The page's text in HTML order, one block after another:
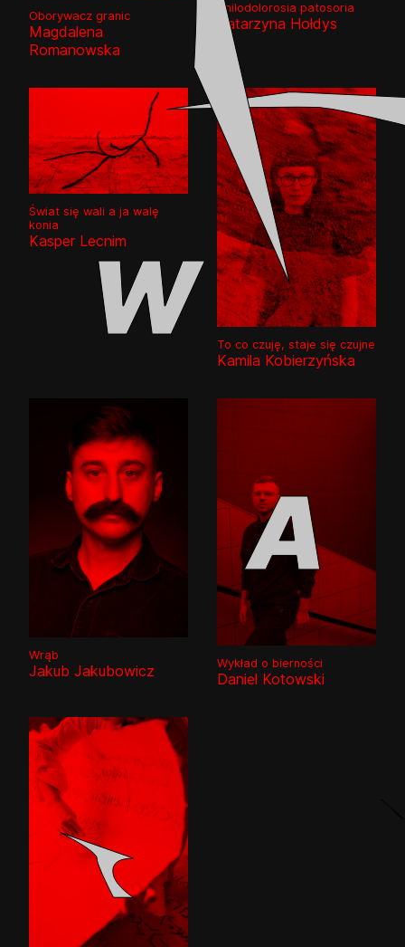
Oborywacz granic
Magdalena
Romanowska
Philodolorosia patosoria
Katarzyna Hołdys
Świat się wali a ja walę
konia
Kasper Lecnim
To co czuję, staje się czujne
Kamila Kobierzyńska
Wrąb
Jakub Jakubowicz Wykład o bierności
Daniel Kotowski